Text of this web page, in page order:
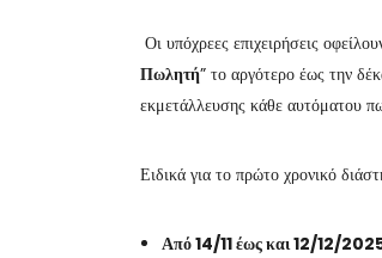
Οι υπόχρεες επιχειρήσεις
Πωλητή” το αργότερο έως την
εκμετάλλευσης κάθε αυτόματου
Ειδικά για το πρώτο χρονικό
Από 14/11 έως και 12/12/